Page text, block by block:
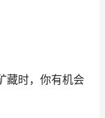
时，你有机会